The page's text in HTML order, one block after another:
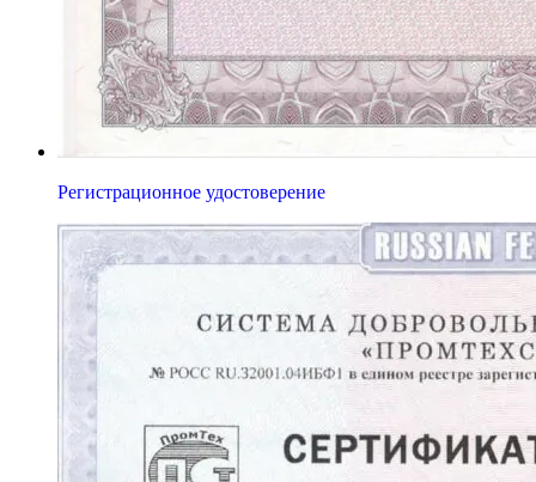
Регистрационное удостоверение